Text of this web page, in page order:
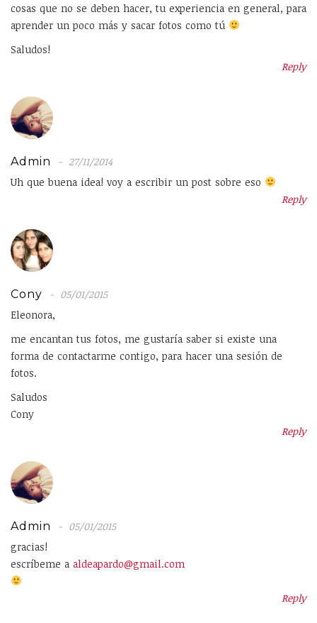
cosas que no se deben hacer, tu experiencia en general, para
aprender un poco más y sacar fotos como tú
Saludos!
Reply
Admin
27/11/2014
Uh que buena idea! voy a escribir un post sobre eso
Reply
Cony
05/01/2015
Eleonora,
me encantan tus fotos, me gustaría saber si existe una
forma de contactarme contigo, para hacer una sesión de
fotos.
Saludos
Cony
Reply
Admin
05/01/2015
gracias!
escríbeme a aldeapardo@gmail.com
Reply